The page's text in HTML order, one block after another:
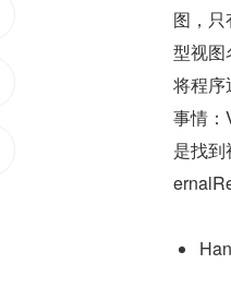
图，
型视图
将程序
事情：
是找